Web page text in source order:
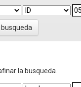
la busqueda.